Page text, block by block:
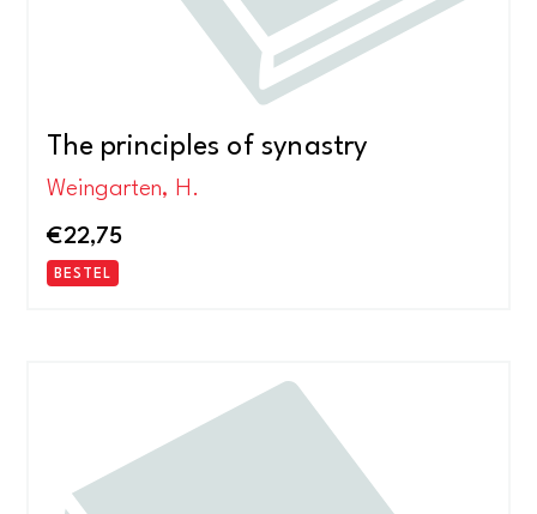
The principles of synastry
Weingarten, H.
€22,75
BESTEL